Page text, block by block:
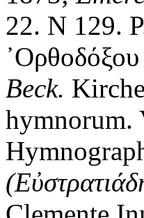
22. N 129.
Beck.
hymnorum.